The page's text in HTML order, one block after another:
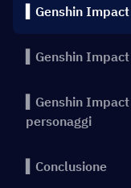
▍Genshin
▍Genshin
▍Genshin
personaggi
▍Conclusione